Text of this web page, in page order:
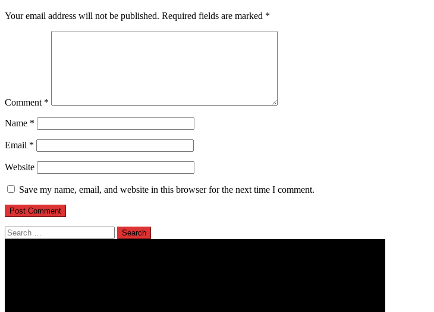
Your email address will not be published. Required fields are marked *
Comment *
Name *
Email *
Website
Save my name, email, and website in this browser for the next time I comment.
Search
for: